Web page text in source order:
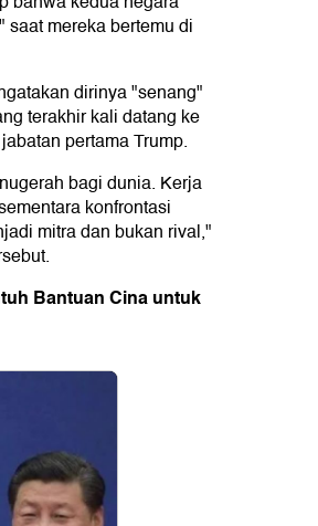
mereka bertemu di
dirinya "senang"
terakhir kali datang ke
pertama Trump.
bagi dunia. Kerja
konfrontasi
mitra dan bukan rival,"
Bantuan Cina untuk